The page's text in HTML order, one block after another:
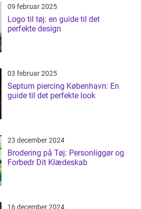
09 februar 2025
Logo til tøj: en guide til det
perfekte design
03 februar 2025
Septum piercing København: En
guide til det perfekte look
23 december 2024
Brodering på Tøj: Personliggør og
Forbedr Dit Klædeskab
16 december 2024